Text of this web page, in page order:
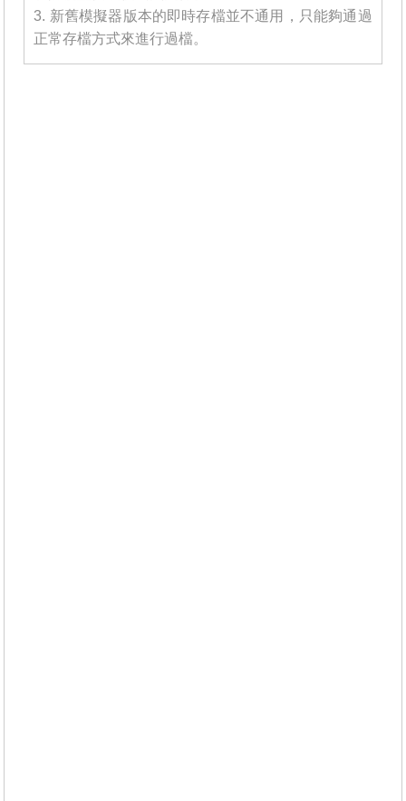
3. 新舊模擬器版本的即時存檔並不通用，只能夠通過
正常存檔方式來進行過檔。